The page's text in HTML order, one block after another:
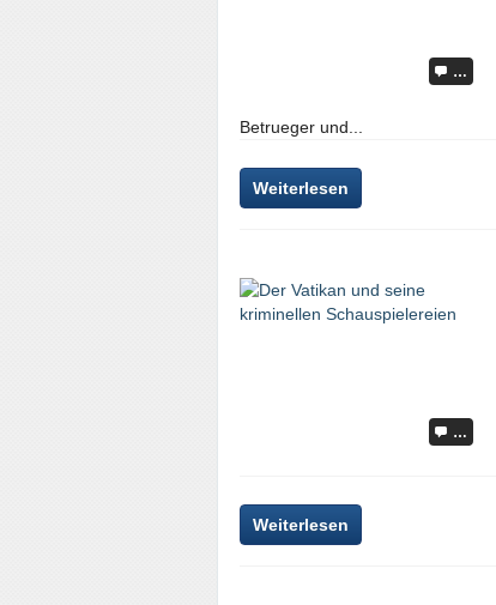
…
Betrueger und...
Weiterlesen
…
Weiterlesen